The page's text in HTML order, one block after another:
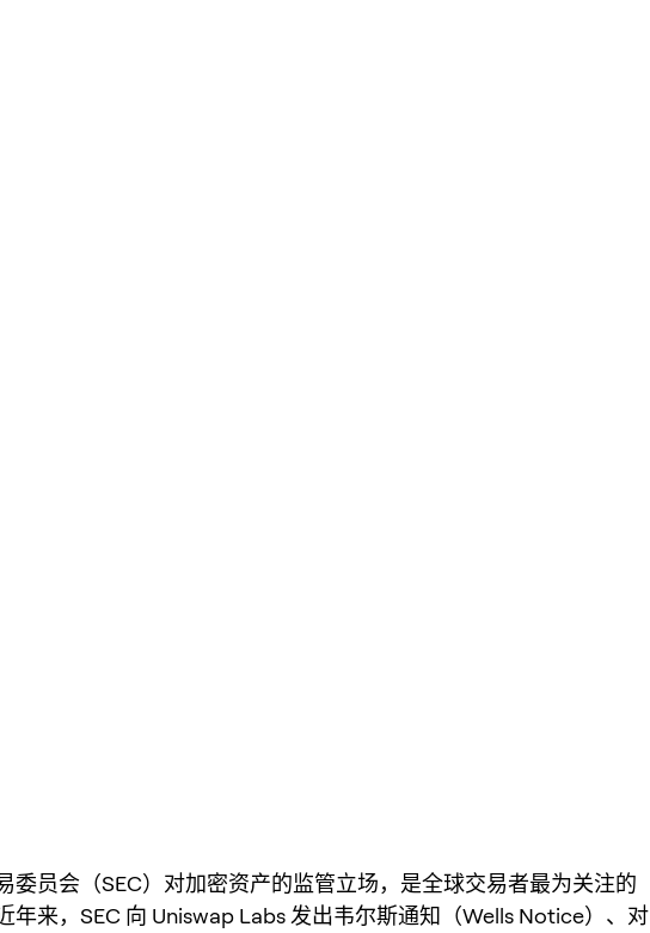
委员会（SEC）对加密资产的监管立场，是全球交易者最为关注的
年来，SEC 向 Uniswap Labs 发出韦尔斯通知（Wells Notice）、对